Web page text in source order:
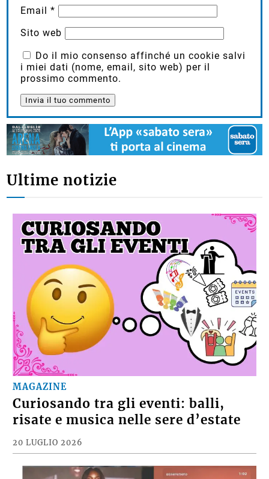
Email*
Sito web
Do il mio consenso affinché un cookie salvi
i miei dati (nome, email, sito web) per il
prossimo commento.
Ultime notizie
MAGAZINE
Curiosando tra gli eventi: balli,
risate e musica nelle sere d’estate
20 LUGLIO 2026